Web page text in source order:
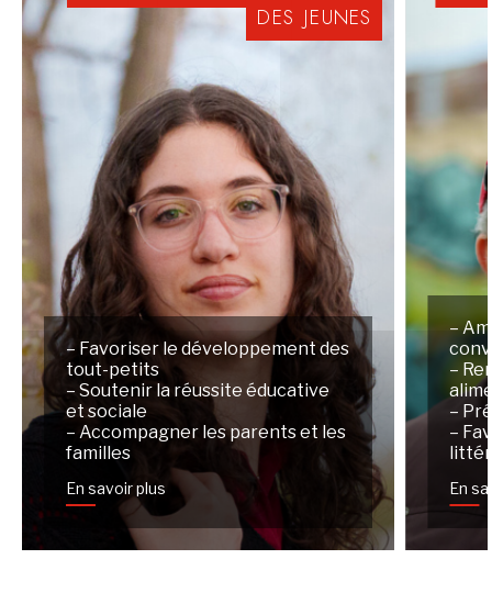
DES JEUNES
– Favoriser le développement des
tout-petits
– Soutenir la réussite éducative
et sociale
– Accompagner les parents et les
familles
En savoir plus
–
–
–
–
En